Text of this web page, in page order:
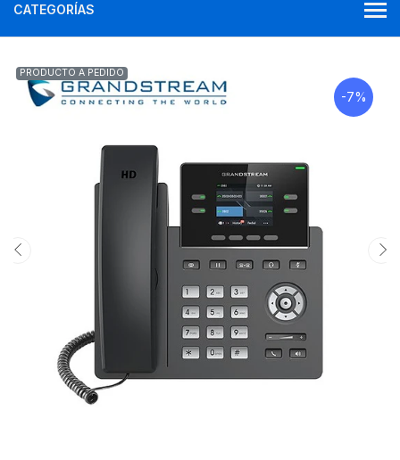
CATEGORÍAS
PRODUCTO A PEDIDO
-7%